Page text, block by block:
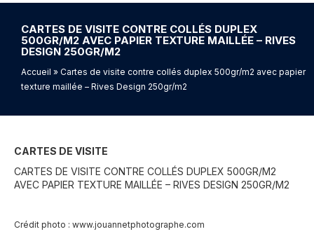
CARTES DE VISITE CONTRE COLLÉS DUPLEX
500GR/M2 AVEC PAPIER TEXTURE MAILLÉE – RIVES
DESIGN 250GR/M2
Accueil » Cartes de visite contre collés duplex 500gr/m2 avec papier
texture maillée – Rives Design 250gr/m2
CARTES DE VISITE
CARTES DE VISITE CONTRE COLLÉS DUPLEX 500GR/M2
AVEC PAPIER TEXTURE MAILLÉE – RIVES DESIGN 250GR/M2
Crédit photo : www.jouannetphotographe.com